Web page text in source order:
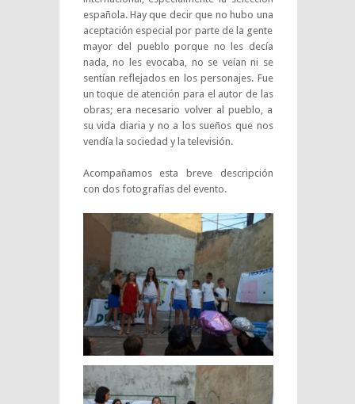
española. Hay que decir que no hubo una
aceptación especial por parte de la gente
mayor del pueblo porque no les decía
nada, no les evocaba, no se veían ni se
sentían reflejados en los personajes. Fue
un toque de atención para el autor de las
obras; era necesario volver al pueblo, a
su vida diaria y no a los sueños que nos
vendía la sociedad y la televisión.
Acompañamos esta breve descripción
con dos fotografías del evento.